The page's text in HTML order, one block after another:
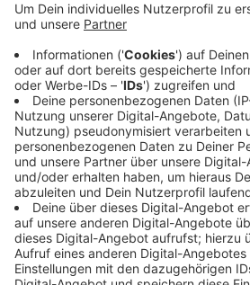
NDIX Internet mit jeder
Zudem wird VoIP-Telefonie von
der Kunden genutzt. Je nach
auch aller Art innovativer
nehmen, die durch die große
erst möglich werden – etwa
Verbindungen zu Rechenzentren.
Anzeige
Die Digitalisierung des
Anzeige